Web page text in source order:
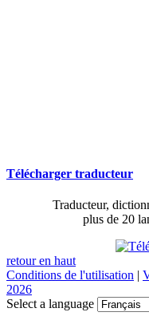
Télécharger traducteur
Traducteur,
plus de 20
retour en haut
Conditions de l'utilisation |
2026
Select a language